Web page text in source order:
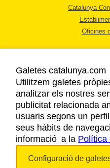
Catalunya
Oficines
AVÍS
POLÍTICA
Galetes catalunya.com
Utilitzem galetes
analitzar els nostres
publicitat relacionada
usuaris segons un
seus hàbits de
informació a la Política
Configuració de